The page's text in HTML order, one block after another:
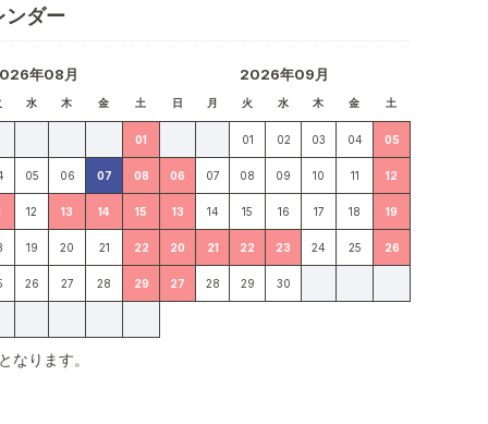
ンダー
年08月
水 木 金 土
01
05 06 07 08
12 13 14 15
19 20 21 22
26 27 28 29
2026年09月
日 月 火 水 木 金 土
01 02 03 04 05
06 07 08 09 10 11 12
13 14 15 16 17 18 19
20 21 22 23 24 25 26
27 28 29 30
なります。